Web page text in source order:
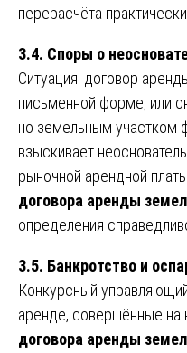
перерасчёта
3.4. Споры о
Ситуация: договор
письменной форме, или
но земельным участком
взыскивает
рыночной арендной
договора аренды
определения
3.5. Банкротство и
Конкурсный
аренде, совершённые на
договора аренды